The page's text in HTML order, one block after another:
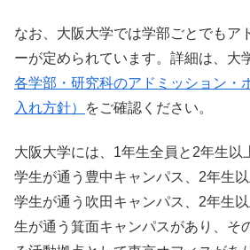
なお、大阪大学では学部ごとでもア
ーが定められています。詳細は、大
各学部・研究科のアドミッション・
入れ方針）
をご確認ください。
大阪大学には、1年生全員と2年生以
学生が通う豊中キャンパス、2年生
学生が通う吹田キャンパス、2年生
生が通う箕面キャンパスがあり、そ